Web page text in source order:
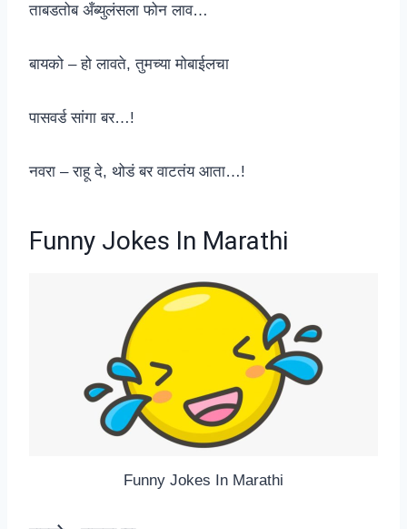
ताबडतोब अँब्युलंसला फोन लाव…
बायको – हो लावते, तुमच्या मोबाईलचा
पासवर्ड सांगा बर…!
नवरा – राहू दे, थोडं बर वाटतंय आता…!
Funny Jokes In Marathi
Funny Jokes In Marathi